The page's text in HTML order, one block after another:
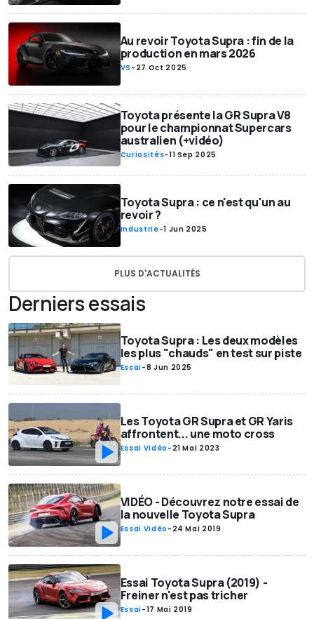
Au revoir Toyota Supra : fin de la
production en mars 2026
VS - 27 Oct 2025
Toyota présente la GR Supra V8
pour le championnat Supercars
australien (+vidéo)
Curiosités-11 Sep 2025
Toyota Supra : ce n'est qu'un au
revoir ?
Industrie-1 Jun 2025
PLUS D'ACTUALITÉS
Derniers essais
Toyota Supra : Les deux modèles
les plus "chauds" en test sur piste
Essai-8 Jun 2025
Les Toyota GR Supra et GR Yaris
affrontent... une moto cross
Essai Vidéo - 21 Mai 2023
VIDÉO - Découvrez notre essai de
la nouvelle Toyota Supra
Essai Vidéo - 24 Mai 2019
Essai Toyota Supra (2019) -
Freiner n'est pas tricher
Essai-17 Mai 2019